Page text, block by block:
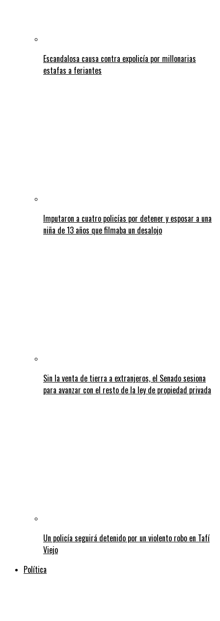
Escandalosa causa contra expolicía por millonarias
estafas a feriantes
Imputaron a cuatro policías por detener y esposar a una
niña de 13 años que filmaba un desalojo
Sin la venta de tierra a extranjeros, el Senado sesiona
para avanzar con el resto de la ley de propiedad privada
Un policía seguirá detenido por un violento robo en Tafí
Viejo
Política